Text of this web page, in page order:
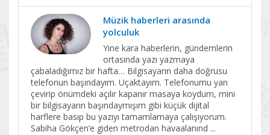
Müzik haberleri arasında
yolculuk
Yine kara haberlerin, gündemlerin
ortasında yazı yazmaya
çabaladığımız bir hafta… Bilgisayarın daha doğrusu
telefonun başındayım. Uçaktayım. Telefonumu yan
çevirip önümdeki açılır kapanır masaya koydum, mini
bir bilgisayarın başındaymışım gibi küçük dijital
harflere basıp bu yazıyı tamamlamaya çalışıyorum.
Sabiha Gökçen’e giden metrodan havaalanınd ...